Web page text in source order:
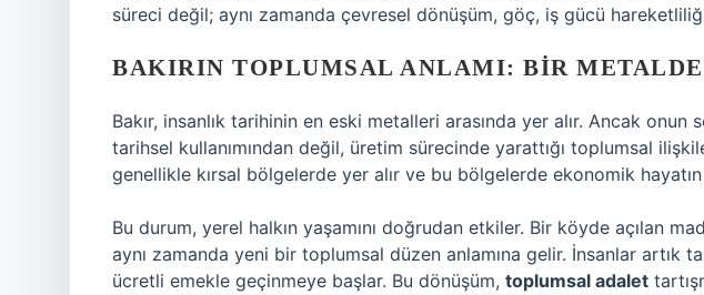
süreci değil; aynı zamanda çevresel dönüşüm, göç, iş gücü
BAKIRIN TOPLUMSAL ANLAMI: BIR
Bakır, insanlık tarihinin en eski metalleri arasında yer alır. Ancak onun
tarihsel kullanımından değil, üretim sürecinde yarattığı toplumsal
genellikle kırsal bölgelerde yer alır ve bu bölgelerde ekonomik
Bu durum, yerel halkın yaşamını doğrudan etkiler. Bir köyde açılan
aynı zamanda yeni bir toplumsal düzen anlamına gelir. İnsanlar artık
ücretli emekle geçinmeye başlar. Bu dönüşüm, toplumsal adalet